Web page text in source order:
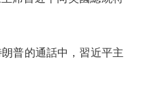
普的通話中，習近平主